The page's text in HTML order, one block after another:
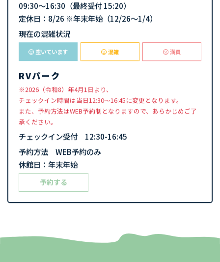
09:30～16:30（最終受付 15:20）
定休日：8/26 ※年末年始（12/26～1/4）
現在の混雑状況
空いています 混雑 満員
RVパーク
※2026（令和8）年4月1日より、
チェックイン時間は当日12:30〜16:45に変更となります。
また、予約方法はWEB予約制となりますので、あらかじめご了
承ください。
チェックイン受付 12:30-16:45
予約方法 WEB予約のみ
休館日：年末年始
予約する